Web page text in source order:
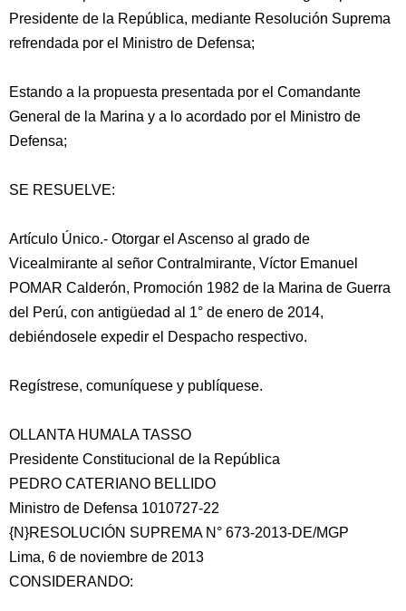
Presidente de la República, mediante Resolución Suprema
refrendada por el Ministro de Defensa;
Estando a la propuesta presentada por el Comandante
General de la Marina y a lo acordado por el Ministro de
Defensa;
SE RESUELVE:
Artículo Único.- Otorgar el Ascenso al grado de
Vicealmirante al señor Contralmirante, Víctor Emanuel
POMAR Calderón, Promoción 1982 de la Marina de Guerra
del Perú, con antigüedad al 1° de enero de 2014,
debiéndosele expedir el Despacho respectivo.
Regístrese, comuníquese y publíquese.
OLLANTA HUMALA TASSO
Presidente Constitucional de la República
PEDRO CATERIANO BELLIDO
Ministro de Defensa 1010727-22
{N}RESOLUCIÓN SUPREMA N° 673-2013-DE/MGP
Lima, 6 de noviembre de 2013
CONSIDERANDO: